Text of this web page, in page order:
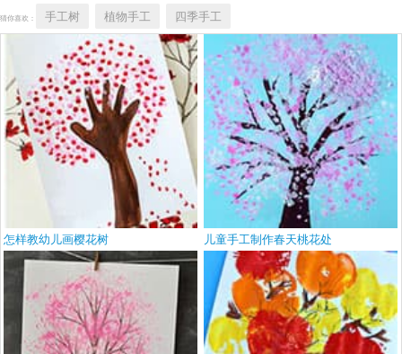
猜你喜欢： 手工树 植物手工 四季手工
怎样教幼儿画樱花树 儿童手工制作春天桃花处